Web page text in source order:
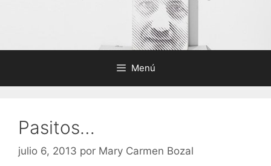
Menú
Pasitos…
julio 6, 2013 por Mary Carmen Bozal